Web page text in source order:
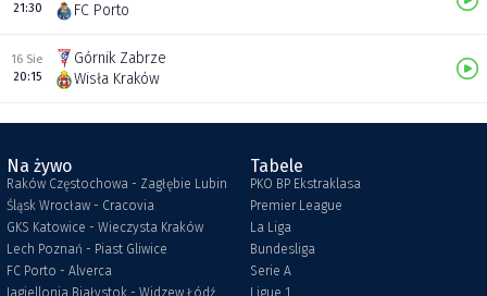
21:30
FC Porto
16 Sie
20:15
Górnik Zabrze
Wisła Kraków
Na żywo
Raków Częstochowa - Zagłębie Lubin
Śląsk Wrocław - Cracovia
GKS Katowice - Wieczysta Kraków
Lech Poznań - Piast Gliwice
FC Porto - Alverca
Jagiellonia Białystok - Widzew Łódź
Tabele
PKO BP Ekstraklasa
Premier League
La Liga
Bundesliga
Serie A
Ligue 1